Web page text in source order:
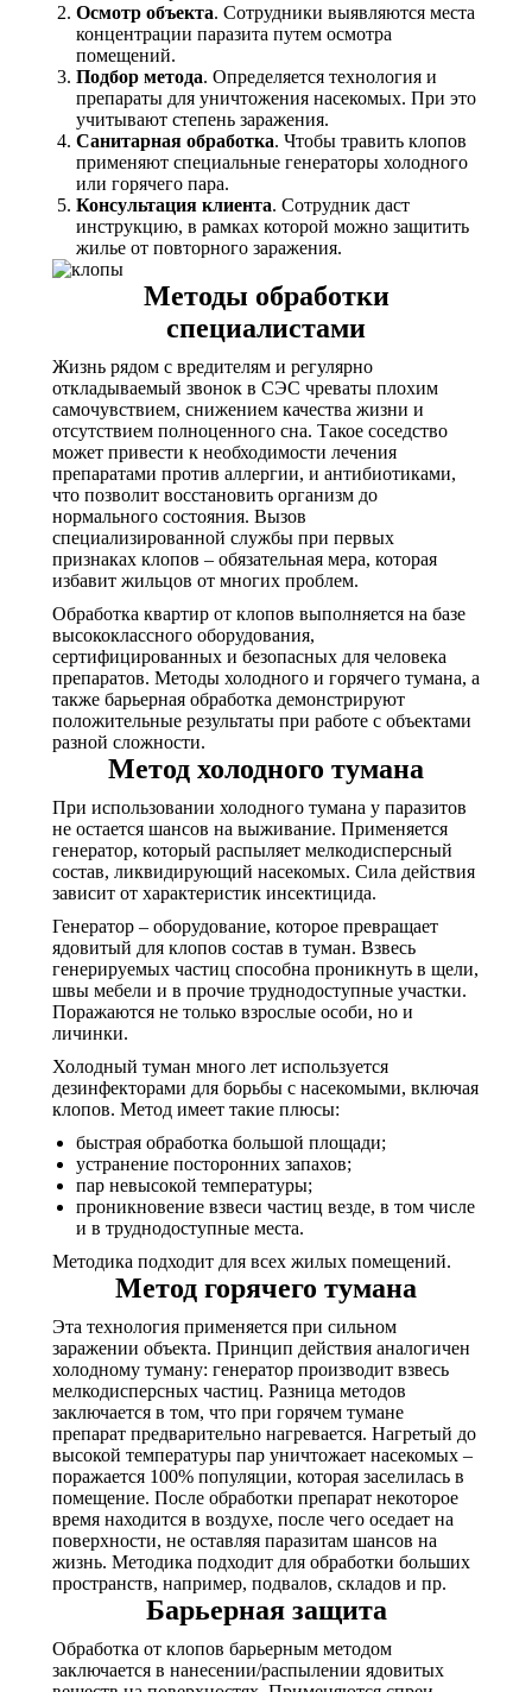
Осмотр объекта. Сотрудники выявляются места
концентрации паразита путем осмотра
помещений.
Подбор метода. Определяется технология и
препараты для уничтожения насекомых. При это
учитывают степень заражения.
Санитарная обработка. Чтобы травить клопов
применяют специальные генераторы холодного
или горячего пара.
Консультация клиента. Сотрудник даст
инструкцию, в рамках которой можно защитить
жилье от повторного заражения.
Методы обработки
специалистами
Жизнь рядом с вредителям и регулярно
откладываемый звонок в СЭС чреваты плохим
самочувствием, снижением качества жизни и
отсутствием полноценного сна. Такое соседство
может привести к необходимости лечения
препаратами против аллергии, и антибиотиками,
что позволит восстановить организм до
нормального состояния. Вызов
специализированной службы при первых
признаках клопов – обязательная мера, которая
избавит жильцов от многих проблем.
Обработка квартир от клопов выполняется на базе
высококлассного оборудования,
сертифицированных и безопасных для человека
препаратов. Методы холодного и горячего тумана, а
также барьерная обработка демонстрируют
положительные результаты при работе с объектами
разной сложности.
Метод холодного тумана
При использовании холодного тумана у паразитов
не остается шансов на выживание. Применяется
генератор, который распыляет мелкодисперсный
состав, ликвидирующий насекомых. Сила действия
зависит от характеристик инсектицида.
Генератор – оборудование, которое превращает
ядовитый для клопов состав в туман. Взвесь
генерируемых частиц способна проникнуть в щели,
швы мебели и в прочие труднодоступные участки.
Поражаются не только взрослые особи, но и
личинки.
Холодный туман много лет используется
дезинфекторами для борьбы с насекомыми, включая
клопов. Метод имеет такие плюсы:
быстрая обработка большой площади;
устранение посторонних запахов;
пар невысокой температуры;
проникновение взвеси частиц везде, в том числе
и в труднодоступные места.
Методика подходит для всех жилых помещений.
Метод горячего тумана
Эта технология применяется при сильном
заражении объекта. Принцип действия аналогичен
холодному туману: генератор производит взвесь
мелкодисперсных частиц. Разница методов
заключается в том, что при горячем тумане
препарат предварительно нагревается. Нагретый до
высокой температуры пар уничтожает насекомых –
поражается 100% популяции, которая заселилась в
помещение. После обработки препарат некоторое
время находится в воздухе, после чего оседает на
поверхности, не оставляя паразитам шансов на
жизнь. Методика подходит для обработки больших
пространств, например, подвалов, складов и пр.
Барьерная защита
Обработка от клопов барьерным методом
заключается в нанесении/распылении ядовитых